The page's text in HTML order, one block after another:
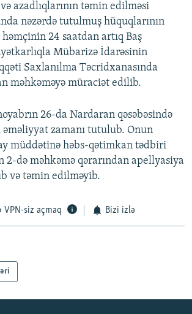
azadlıqlarının təmin edilməsi
nəzərdə tutulmuş hüquqlarının
24 saatdan artıq Baş
Mübarizə İdarəsinin
Saxlanılma Təcridxanasında
məhkəməyə müraciət edilib.
26-da Nardaran qəsəbəsində
zamanı tutulub. Onun
müddətinə həbs-qətimkan tədbiri
2-də məhkəmə qərarından apellyasiya
və təmin edilməyib.
VPN-siz açmaq Bizi izlə